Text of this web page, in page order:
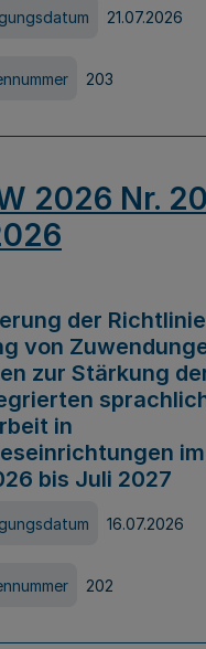
21.07.2026
203
2026 Nr.
der
von
zur Stärkung
in
bis Juli 2027
16.07.2026
202